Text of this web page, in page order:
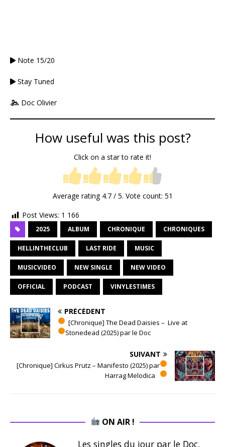
Note 15/20
Stay Tuned
Doc Olivier
How useful was this post?
Click on a star to rate it!
Average rating 4.7/ 5. Vote count: 51
Post Views: 1 166
2025 ALBUM CHRONIQUE CHRONIQUES
HELLINTHECLUB LAST RIDE MUSIC
MUSICVIDEO NEW SINGLE NEW VIDEO
OFFICIAL PODCAST VINYLESTIMES
PRÉCÉDENT
[Chronique] The Dead Daisies – Live at
Stonedead (2025) par le Doc
SUIVANT
[Chronique] Cirkus Prutz – Manifesto (2025) par
Harrag Melodica
ON AIR !
Les singles du jour par le Doc.